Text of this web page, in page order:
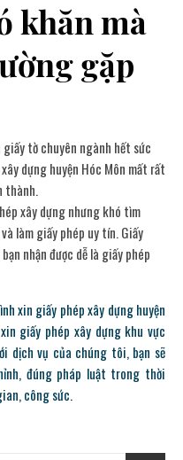
khăn mà
gặp
tờ chuyên ngành hết sức
dựng huyện Hóc Môn mất rất
thành.
xây dựng nhưng khó tìm
làm giấy phép uy tín. Giấy
nhận được dễ là giấy phép
xin giấy phép xây dựng huyện
giấy phép xây dựng khu vực
dịch vụ của chúng tôi, bạn sẽ
đúng pháp luật trong thời
công sức.